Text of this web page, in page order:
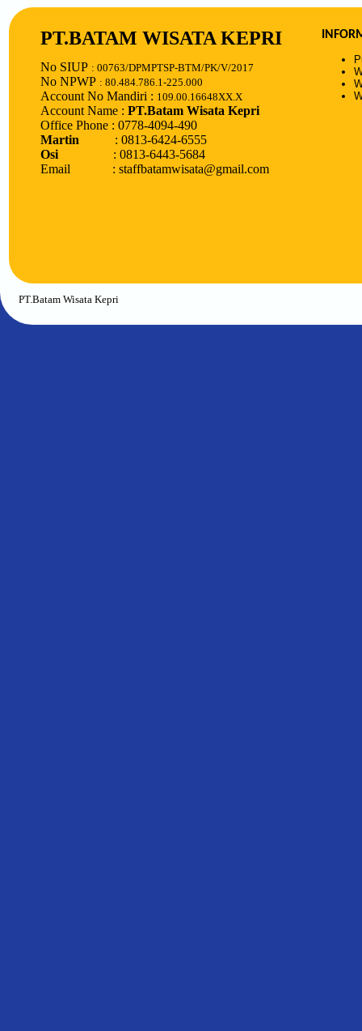
PT.BATAM WISATA KEPRI
No SIUP : 00763/DPMPTSP-BTM/PK/V/2017
No NPWP : 80.484.786.1-225.000
Account No Mandiri : 109.00.16648XX.X
Account Name : PT.Batam Wisata Kepri
Office Phone : 0778-4094-490
Martin
: 0813-6424-6555
Osi
: 0813-6443-5684
Email : staffbatamwisata@gmail.com
PT.Batam Wisata Kepri